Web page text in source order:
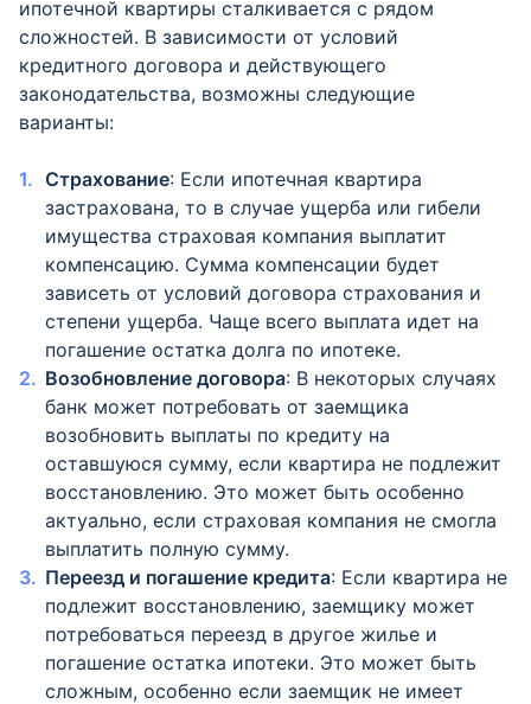
ипотечной квартиры сталкивается с рядом
сложностей. В зависимости от условий
кредитного договора и действующего
законодательства, возможны следующие
варианты:
Страхование: Если ипотечная квартира
застрахована, то в случае ущерба или гибели
имущества страховая компания выплатит
компенсацию. Сумма компенсации будет
зависеть от условий договора страхования и
степени ущерба. Чаще всего выплата идет на
погашение остатка долга по ипотеке.
Возобновление договора: В некоторых случаях
банк может потребовать от заемщика
возобновить выплаты по кредиту на
оставшуюся сумму, если квартира не подлежит
восстановлению. Это может быть особенно
актуально, если страховая компания не смогла
выплатить полную сумму.
Переезд и погашение кредита: Если квартира не
подлежит восстановлению, заемщику может
потребоваться переезд в другое жилье и
погашение остатка ипотеки. Это может быть
сложным, особенно если заемщик не имеет